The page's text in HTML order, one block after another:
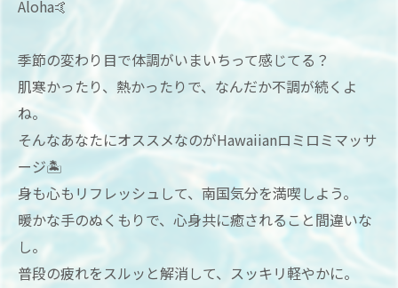
Aloha🤙
季節の変わり目で体調がいまいちって感じてる？
肌寒かったり、熱かったりで、なんだか不調が続くよ
ね。
そんなあなたにオススメなのがHawaiianロミロミマッサ
ージ🏝
身も心もリフレッシュして、南国気分を満喫しよう。
暖かな手のぬくもりで、心身共に癒されること間違いな
し。
普段の疲れをスルッと解消して、スッキリ軽やかに。